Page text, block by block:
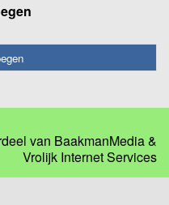
van BaakmanMedia&
Vrolijk Internet Services